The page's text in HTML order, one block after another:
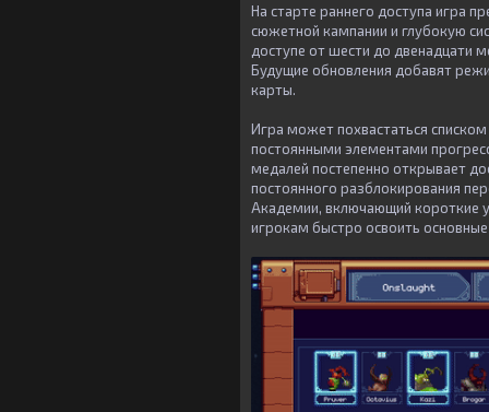
На старте раннего доступа игра
сюжетной кампании и глубокую
доступе от шести до двенадцати
Будущие обновления добавят
карты.
Игра может похвастаться
постоянными элементами
медалей постепенно открывает
постоянного разблокирования
Академии, включающий короткие
игрокам быстро освоить